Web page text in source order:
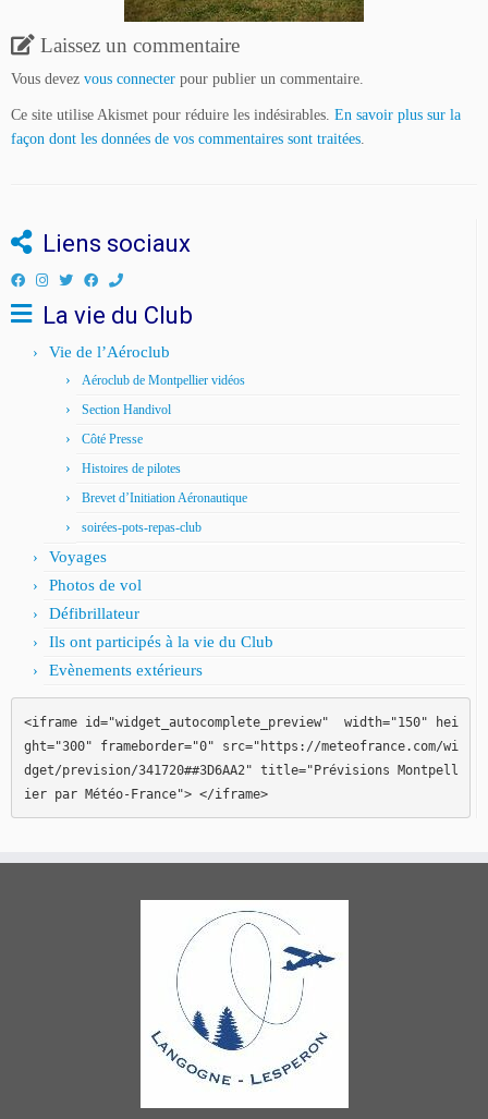
Laissez un commentaire
Vous devez vous connecter pour publier un commentaire.
Ce site utilise Akismet pour réduire les indésirables. En savoir plus sur la
façon dont les données de vos commentaires sont traitées.
Liens sociaux
La vie du Club
Vie de l’Aéroclub
Aéroclub de Montpellier vidéos
Section Handivol
Côté Presse
Histoires de pilotes
Brevet d’Initiation Aéronautique
soirées-pots-repas-club
Voyages
Photos de vol
Défibrillateur
Ils ont participés à la vie du Club
Evènements extérieurs
<iframe id="widget_autocomplete_preview"  width="150" hei
ght="300" frameborder="0" src="https://meteofrance.com/wi
dget/prevision/341720##3D6AA2" title="Prévisions Montpell
ier par Météo-France"> </iframe>